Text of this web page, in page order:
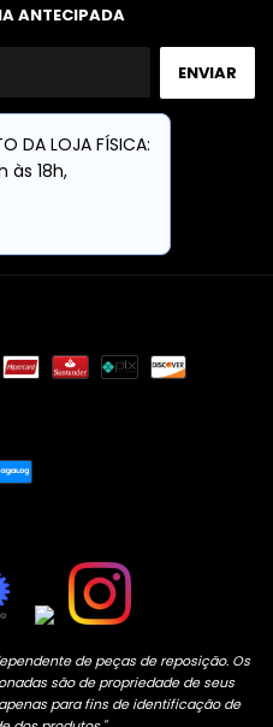
ANTECIPADA
de peças de reposição. Os
são de propriedade de seus
para fins de identificação de